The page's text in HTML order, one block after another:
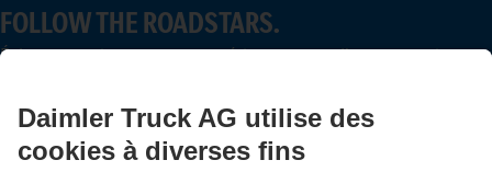
FOLLOW THE ROADSTARS.
Échangez maintenant vos expériences avec d’autres routiers
Montez à bord